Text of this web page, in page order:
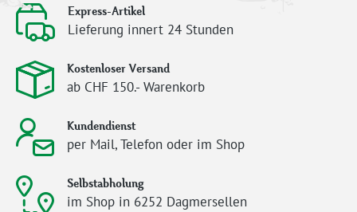
Express-Artikel
Lieferung innert 24 Stunden
Kostenloser Versand
ab CHF 150.- Warenkorb
Kundendienst
per Mail, Telefon oder im Shop
Selbstabholung
im Shop in 6252 Dagmersellen